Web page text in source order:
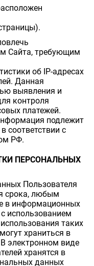
Сайта, требующим
об IP-адресах
Данная
выявления и
контроля
платежей.
подлежит
соответствии с
РФ.
ПЕРСОНАЛЬНЫХ
Пользователя
срока, любым
в информационных
использованием
таких
храниться в
электронном виде
хранятся в
данных